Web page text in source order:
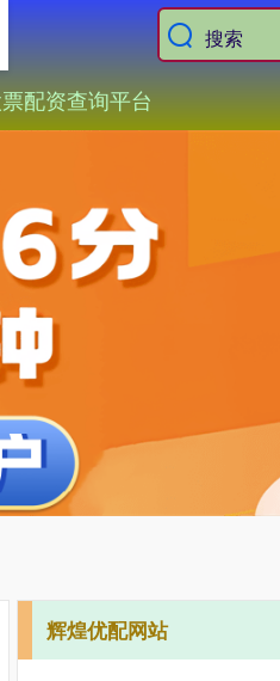
配资查询平台
辉煌优配网站